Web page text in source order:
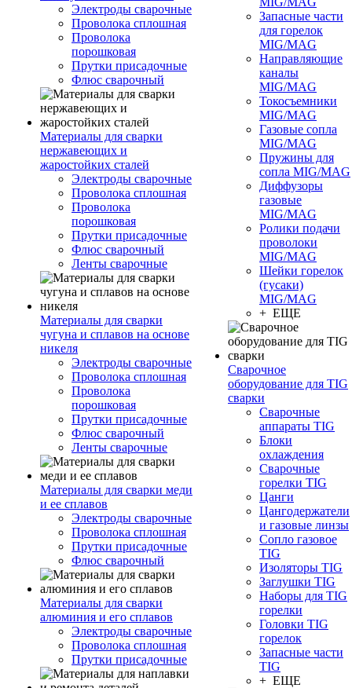
Электроды сварочные
Проволока сплошная
Проволока
порошковая
Прутки присадочные
Флюс сварочный
Материалы для сварки
нержавеющих и
жаростойких сталей
Электроды сварочные
Проволока сплошная
Проволока
порошковая
Прутки присадочные
Флюс сварочный
Ленты сварочные
Материалы для сварки
чугуна и сплавов на основе
никеля
Электроды сварочные
Проволока сплошная
Проволока
порошковая
Прутки присадочные
Флюс сварочный
Ленты сварочные
Материалы для сварки меди
и ее сплавов
Электроды сварочные
Проволока сплошная
Прутки присадочные
Флюс сварочный
Материалы для сварки
алюминия и его сплавов
Электроды сварочные
Проволока сплошная
Прутки присадочные
Запасные части
для горелок
MIG/MAG
Направляющие
каналы
MIG/MAG
Токосъемники
MIG/MAG
Газовые сопла
MIG/MAG
Пружины для
сопла MIG/MAG
Диффузоры
газовые
MIG/MAG
Ролики подачи
проволоки
MIG/MAG
Шейки горелок
(гусаки)
MIG/MAG
+ ЕЩЕ
Сварочное
оборудование для TIG
сварки
Сварочные
аппараты TIG
Блоки
охлаждения
Сварочные
горелки TIG
Цанги
Цангодержатели
и газовые линзы
Сопло газовое
TIG
Изоляторы TIG
Заглушки TIG
Наборы для TIG
горелки
Головки TIG
горелок
Запасные части
TIG
+ ЕЩЕ